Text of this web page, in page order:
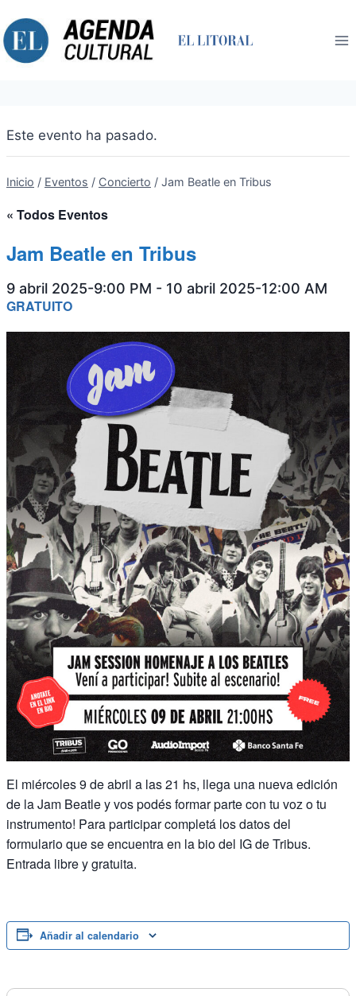
al
contenido
Este evento ha pasado.
Inicio / Eventos / Concierto / Jam Beatle en Tribus
« Todos Eventos
Jam Beatle en Tribus
9 abril 2025-9:00 PM - 10 abril 2025-12:00 AM
GRATUITO
El miércoles 9 de abril a las 21 hs, llega una nueva edición
de la Jam Beatle y vos podés formar parte con tu voz o tu
instrumento! Para participar completá los datos del
formulario que se encuentra en la bio del IG de Tribus.
Entrada libre y gratuita.
Añadir al calendario